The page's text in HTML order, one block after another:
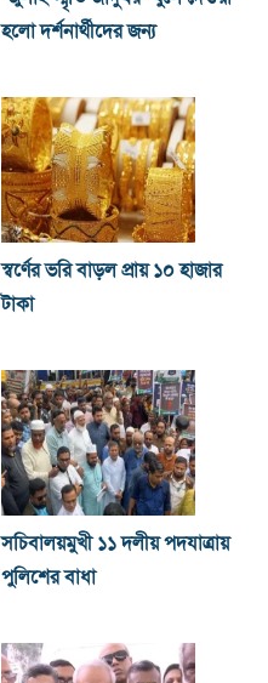
হলো দর্শনার্থীদের জন্য
স্বর্ণের ভরি বাড়ল প্রায় ১০ হাজার
টাকা
সচিবালয়মুখী ১১ দলীয় পদযাত্রায়
পুলিশের বাধা